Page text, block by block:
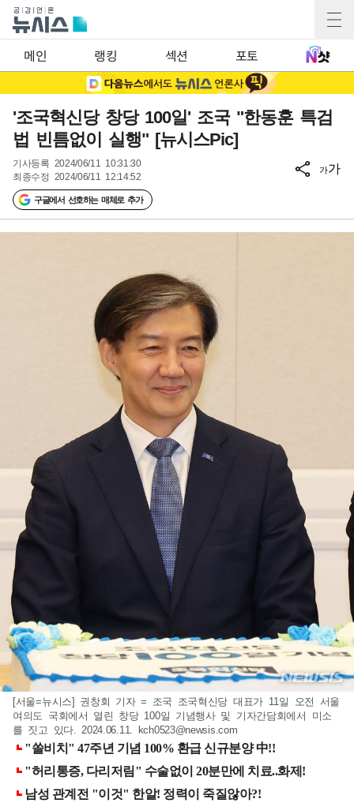
메인 랭킹 섹션 포토
'조국혁신당 창당 100일' 조국 "한동훈 특검
법 빈틈없이 실행" [뉴시스Pic]
기사등록 2024/06/11 10:31:30
최종수정 2024/06/11 12:14:52
구글에서 선호하는 매체로 추가
가가
[서울=뉴시스] 권창회 기자 = 조국 조국혁신당 대표가 11일 오전 서울
여의도 국회에서 열린 창당 100일 기념행사 및 기자간담회에서 미소
를 짓고 있다. 2024.06.11.
kch0523@newsis.com